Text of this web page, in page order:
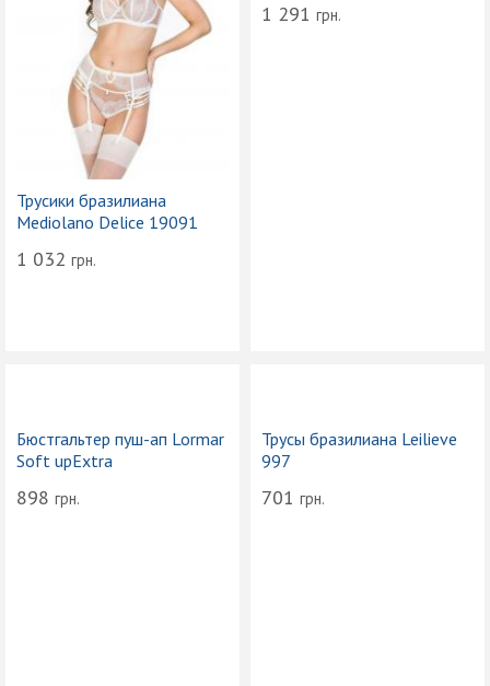
Трусики бразилиана
Mediolano Delice 19091
1 032 грн.
1 291 грн.
Бюстгальтер пуш-ап Lormar
Soft upExtra
898 грн.
Трусы бразилиана Leilieve
997
701 грн.